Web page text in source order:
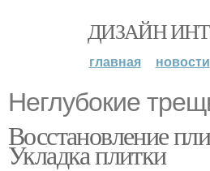
ДИЗАЙН
главная новости
Неглубокие
Восстановление
Укладка плитки